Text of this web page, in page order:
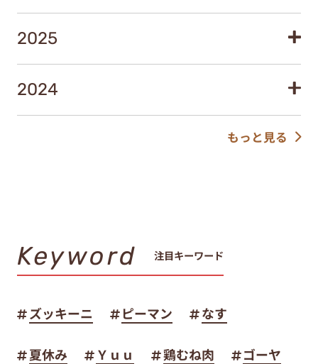
2025
2024
もっと見る
Keyword 注目キーワード
ズッキーニ ピーマン なす
夏休み Ｙｕｕ 鶏むね肉 ゴーヤ